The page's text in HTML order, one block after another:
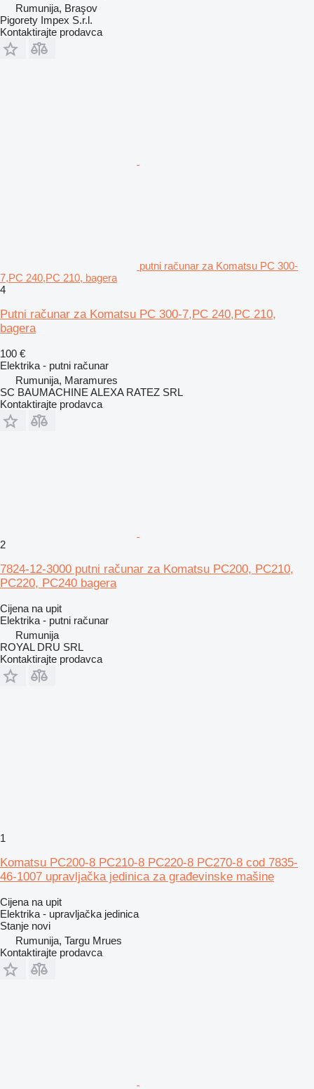
Rumunija, Braşov
Pigorety Impex S.r.l.
Kontaktirajte prodavca
putni računar za Komatsu PC 300-
7,PC 240,PC 210, bagera
4
Putni računar za Komatsu PC 300-7,PC 240,PC 210,
bagera
100 €
Elektrika - putni računar
Rumunija, Maramures
SC BAUMACHINE ALEXA RATEZ SRL
Kontaktirajte prodavca
2
7824-12-3000 putni računar za Komatsu PC200, PC210,
PC220, PC240 bagera
Cijena na upit
Elektrika - putni računar
Rumunija
ROYAL DRU SRL
Kontaktirajte prodavca
1
Komatsu PC200-8 PC210-8 PC220-8 PC270-8 cod 7835-
46-1007 upravljačka jedinica za građevinske mašine
Cijena na upit
Elektrika - upravljačka jedinica
Stanje novi
Rumunija, Targu Mrues
Kontaktirajte prodavca